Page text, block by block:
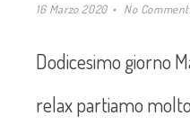
16 Marzo 2020 No
Dodicesimo giorno
relax partiamo